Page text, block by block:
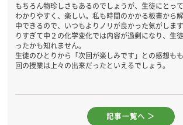
もちろん物珍しさもあるのでしょうが、生徒にとっ
わかりやすく、楽しい。私も時間のかかる板書から
中できるので、いつもよりノリが良かった気がしま
りすぎて中２の化学変化では内容が過剰になり、生
ったかも知れません。
生徒のひとりから「次回が楽しみです」との感想も
回の授業は上々の出来だったといえるでしょう。
記事一覧へ ＞